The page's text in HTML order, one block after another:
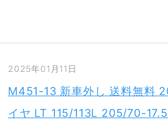
2025年01月11日
M451-13 新車外し 送料無料
イヤ LT 115/113L 205/70-